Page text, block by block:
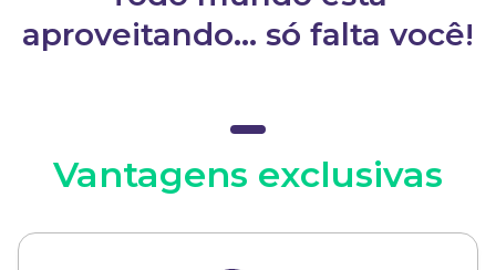
aproveitando... só falta você!
Vantagens exclusivas